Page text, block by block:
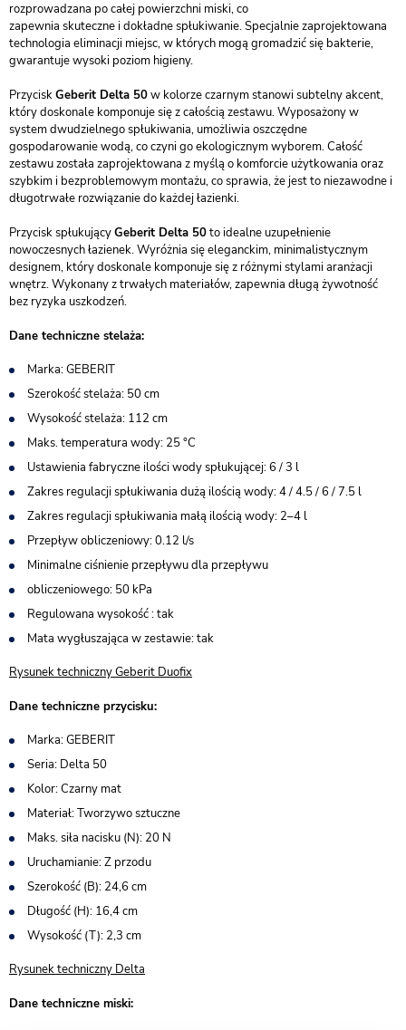
rozprowadzana po całej powierzchni miski, co
zapewnia skuteczne i dokładne spłukiwanie. Specjalnie zaprojektowana
technologia eliminacji miejsc, w których mogą gromadzić się bakterie,
gwarantuje wysoki poziom higieny.
PrzyciskGeberit Delta 50w kolorze czarnym stanowi subtelny akcent,
który doskonale komponuje się z całością zestawu. Wyposażony w
system dwudzielnego spłukiwania, umożliwia oszczędne
gospodarowanie wodą, co czyni go ekologicznym wyborem. Całość
zestawu została zaprojektowana z myślą o komforcie użytkowania oraz
szybkim i bezproblemowym montażu, co sprawia, że jest to niezawodne i
długotrwałe rozwiązanie do każdej łazienki.
Przycisk spłukującyGeberit Delta 50to idealne uzupełnienie
nowoczesnych łazienek. Wyróżnia się eleganckim, minimalistycznym
designem, który doskonale komponuje się z różnymi stylami aranżacji
wnętrz. Wykonany z trwałych materiałów, zapewnia długą żywotność
bez ryzyka uszkodzeń.
Dane techniczne stelaża:
Marka: GEBERIT
Szerokość stelaża: 50 cm
Wysokość stelaża: 112 cm
Maks. temperatura wody: 25 °C
Ustawienia fabryczne ilości wody spłukującej: 6 / 3 l
Zakres regulacji spłukiwania dużą ilością wody: 4 / 4.5 / 6 / 7.5 l
Zakres regulacji spłukiwania małą ilością wody: 2–4 l
Przepływ obliczeniowy: 0.12 l/s
Minimalne ciśnienie przepływu dla przepływu
obliczeniowego: 50 kPa
Regulowana wysokość : tak
Mata wygłuszająca w zestawie: tak
Rysunek techniczny Geberit Duofix
Dane techniczne przycisku:
Marka: GEBERIT
Seria: Delta 50
Kolor: Czarny mat
Materiał: Tworzywo sztuczne
Maks. siła nacisku (N): 20 N
Uruchamianie: Z przodu
Szerokość (B): 24,6 cm
Długość (H): 16,4 cm
Wysokość (T): 2,3 cm
Rysunek techniczny Delta
Dane techniczne miski: